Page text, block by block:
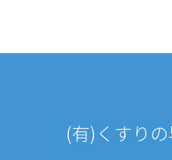
(有)くすり